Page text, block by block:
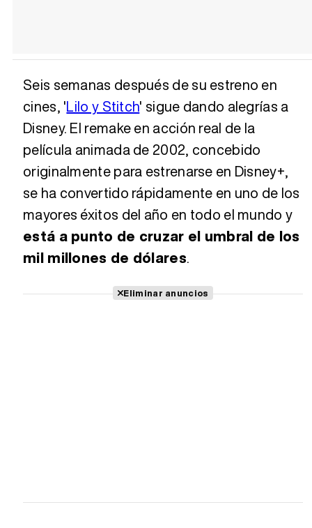
Seis semanas después de su estreno en
cines, 'Lilo y Stitch' sigue dando alegrías a
Disney. El remake en acción real de la
película animada de 2002, concebido
originalmente para estrenarse en Disney+,
se ha convertido rápidamente en uno de los
mayores éxitos del año en todo el mundo y
está a punto de cruzar el umbral de los
mil millones de dólares.
Eliminar anuncios